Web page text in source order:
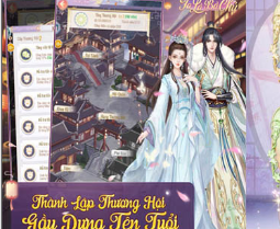
Người chơi tha hồ biến hóa trở
với nhan sắc khuynh thành song
Cuộc sống thương trường sẽ
số những đối thủ cạnh tranh với
khiến người chơi bên cạnh việc
năng phán đoán của mình còn
những người đồng hành đáng tin